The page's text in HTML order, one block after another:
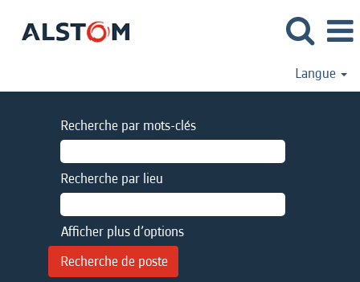
Langue
Recherche par mots-clés
Recherche par lieu
Afficher plus d’options